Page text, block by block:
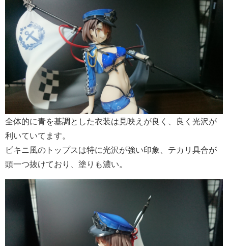
全体的に青を基調とした衣装は見映えが良く、良く光沢が
利いていてます。
ビキニ風のトップスは特に光沢が強い印象、テカリ具合が
頭一つ抜けており、塗りも濃い。